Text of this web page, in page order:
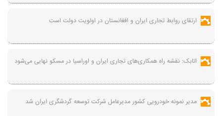
ارتقای روابط تجاری ایران و افغانستان در اولویت دولت است
اتابک: نقشه راه همکاری‌های تجاری ایران و اوراسیا در مسکو نهایی می‌شود
مدیر نمونه خودرویی کشور مدیرعامل شرکت توسعه گردشگری ایران شد